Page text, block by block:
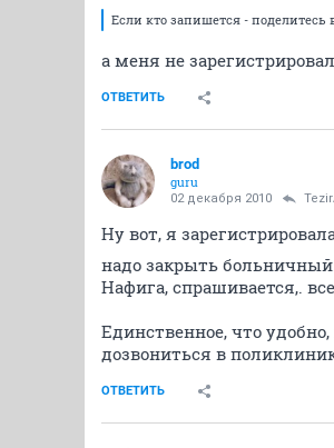
Если кто запишется - поделитесь
а меня не
ОТВЕТИТЬ
brod
guru
02 декабря 2010
Ну вот, я
надо закрыть
Нафига, спрашивается,.
Единственное, что
дозвониться в
ОТВЕТИТЬ